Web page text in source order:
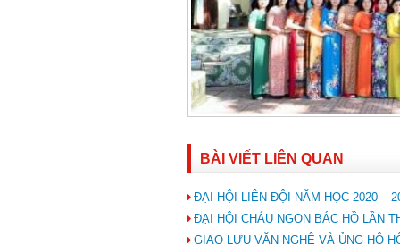
BÀI VIẾT LIÊN QUAN
ĐẠI HỘI LIÊN ĐỘI NĂM HỌC 2020 –
ĐẠI HỘI CHÁU NGON BÁC HỒ LẦN
GIAO LƯU VĂN NGHỆ VÀ ỦNG HỘ